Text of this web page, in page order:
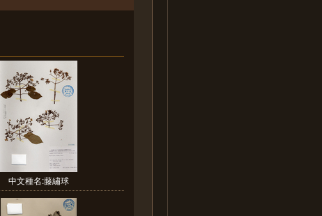
中文種名:藤繡球